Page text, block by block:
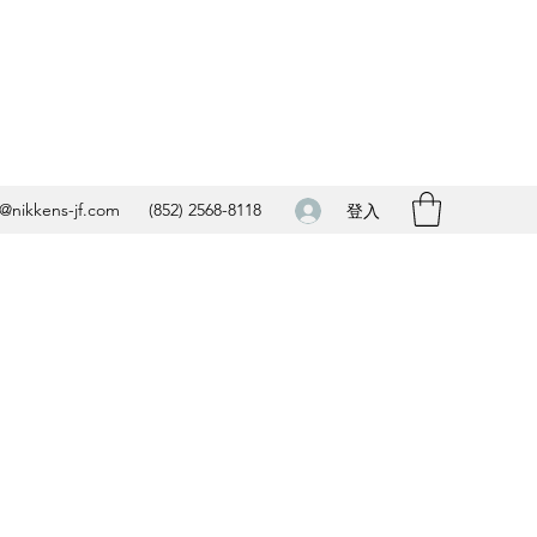
jf.com (852) 2568-8118 登入